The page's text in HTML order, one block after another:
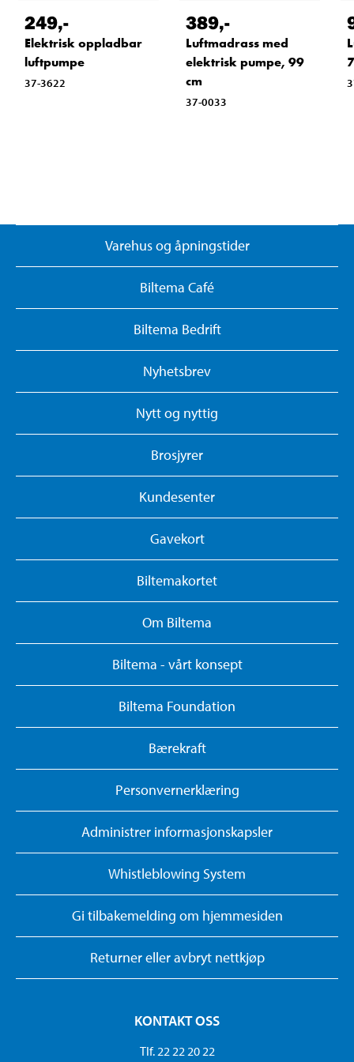
249,-
Elektrisk oppladbar
luftpumpe
37-3622
389,-
Luftmadrass med
elektrisk pumpe, 99
cm
37-0033
Varehus og åpningstider
Biltema Café
Biltema Bedrift
Nyhetsbrev
Nytt og nyttig
Brosjyrer
Kundesenter
Gavekort
Biltemakortet
Om Biltema
Biltema - vårt konsept
Biltema Foundation
Bærekraft
Personvernerklæring
Administrer informasjonskapsler
Whistleblowing System
Gi tilbakemelding om hjemmesiden
Returner eller avbryt nettkjøp
KONTAKT OSS
Tlf. 22 22 20 22